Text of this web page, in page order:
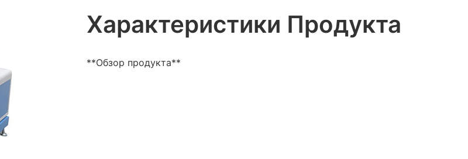
Характеристики Продукта
**Обзор продукта**